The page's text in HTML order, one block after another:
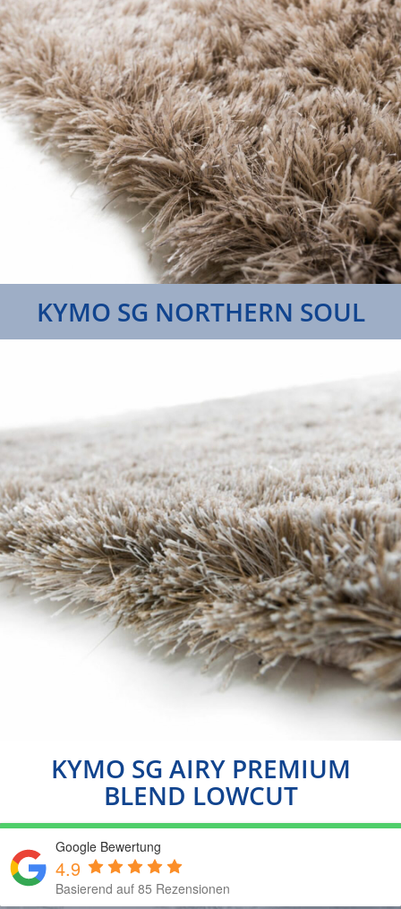
KYMO SG NORTHERN SOUL
KYMO SG AIRY PREMIUM
BLEND LOWCUT
Google Bewertung
4.9
Basierend auf 85 Rezensionen